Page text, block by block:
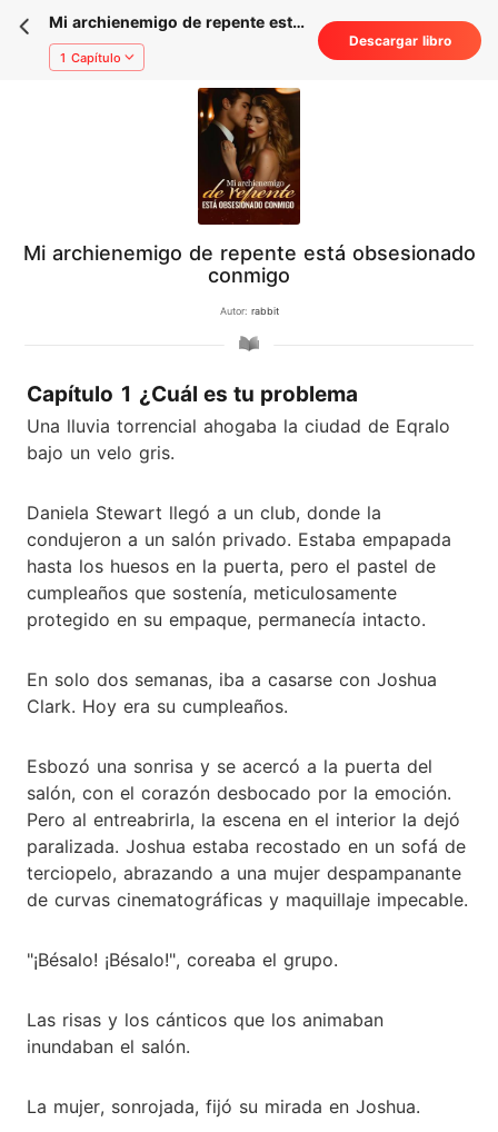
Mi archienemigo de repente está
obsesionado conmigo
1 Capítulo
Descargar libro
Mi archienemigo de repente está obsesionado
conmigo
Autor: rabbit
Capítulo 1 ¿Cuál es tu problema
Una lluvia torrencial ahogaba la ciudad de Eqralo
bajo un velo gris.
Daniela Stewart llegó a un club, donde la
condujeron a un salón privado. Estaba empapada
hasta los huesos en la puerta, pero el pastel de
cumpleaños que sostenía, meticulosamente
protegido en su empaque, permanecía intacto.
En solo dos semanas, iba a casarse con Joshua
Clark. Hoy era su cumpleaños.
Esbozó una sonrisa y se acercó a la puerta del
salón, con el corazón desbocado por la emoción.
Pero al entreabrirla, la escena en el interior la dejó
paralizada. Joshua estaba recostado en un sofá de
terciopelo, abrazando a una mujer despampanante
de curvas cinematográficas y maquillaje impecable.
"¡Bésalo! ¡Bésalo!", coreaba el grupo.
Las risas y los cánticos que los animaban
inundaban el salón.
La mujer, sonrojada, fijó su mirada en Joshua.